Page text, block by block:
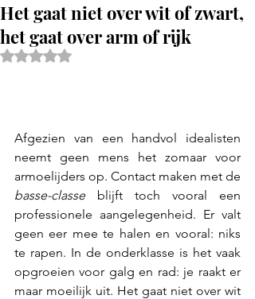
Het gaat niet over wit of zwart,
het gaat over arm of rijk
Beoordeeld met NaN uit 5 sterren.
Afgezien van een handvol idealisten
neemt geen mens het zomaar voor
basse-classe blijft toch vooral een
professionele aangelegenheid. Er valt
geen eer mee te halen en vooral: niks
te rapen. In de onderklasse is het vaak
opgroeien voor galg en rad: je raakt er
maar moeilijk uit. Het gaat niet over wit